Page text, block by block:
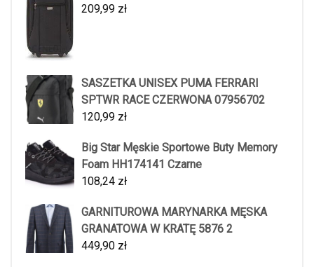
209,99 zł
SASZETKA UNISEX PUMA FERRARI
SPTWR RACE CZERWONA 07956702
120,99 zł
Big Star Męskie Sportowe Buty Memory
Foam HH174141 Czarne
108,24 zł
GARNITUROWA MARYNARKA MĘSKA
GRANATOWA W KRATĘ 5876 2
449,90 zł